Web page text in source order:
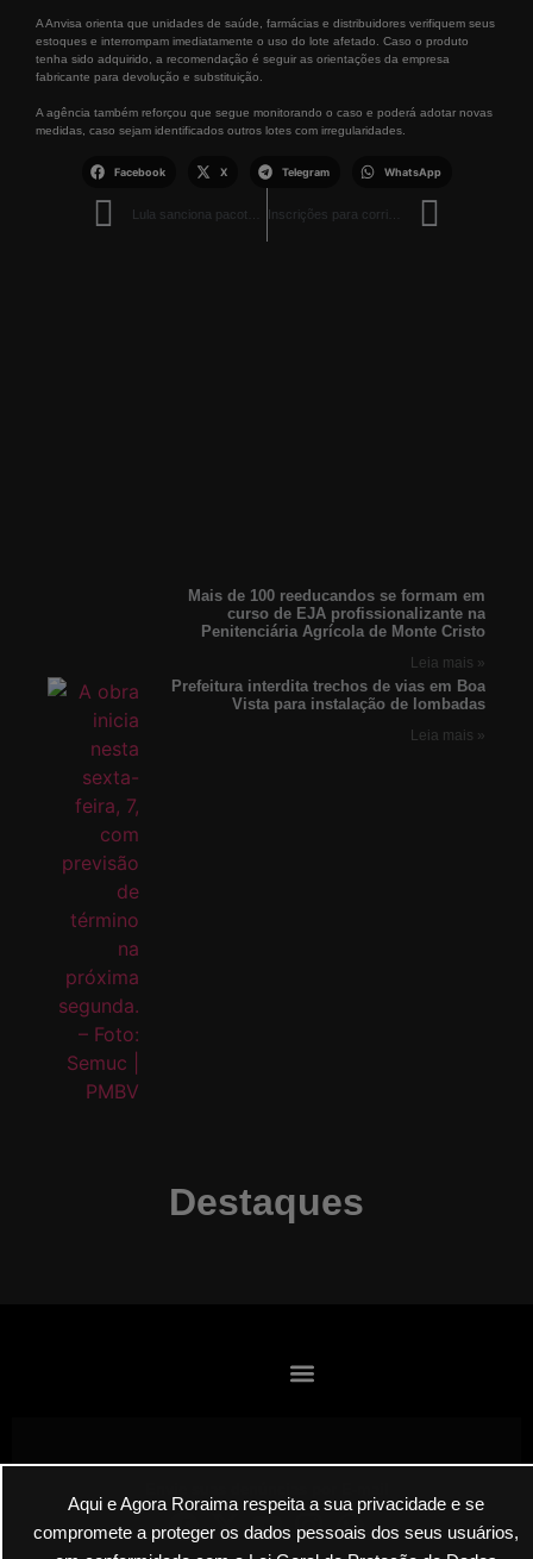
Aqui e Agora Roraima respeita a sua privacidade e se
compromete a proteger os dados pessoais dos seus usuários,
A Anvisa orienta que unidades de saúde, farmácias e distribuidores verifiquem seus
estoques e interrompam imediatamente o uso do lote afetado. Caso o produto
tenha sido adquirido, a recomendação é seguir as orientações da empresa
fabricante para devolução e substituição.
A agência também reforçou que segue monitorando o caso e poderá adotar novas
medidas, caso sejam identificados outros lotes com irregularidades.
Facebook X Telegram WhatsApp
Destaques
Mais de 100 reeducandos se formam em
curso de EJA profissionalizante na
Penitenciária Agrícola de Monte Cristo
Leia mais »
Prefeitura interdita trechos de vias em Boa
Vista para instalação de lombadas
Leia mais »